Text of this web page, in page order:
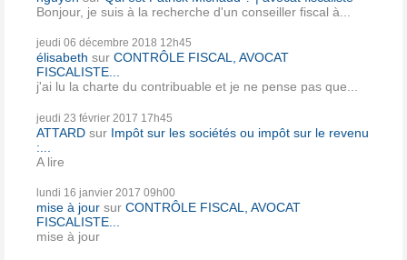
Bonjour, je suis à la recherche d'un conseiller fiscal à...
jeudi 06 décembre 2018 12h45
élisabeth sur CONTRÔLE FISCAL, AVOCAT
FISCALISTE...
j'ai lu la charte du contribuable et je ne pense pas que...
jeudi 23 février 2017 17h45
ATTARD sur Impôt sur les sociétés ou impôt sur le revenu
:...
A lire
lundi 16 janvier 2017 09h00
mise à jour sur CONTRÔLE FISCAL, AVOCAT
FISCALISTE...
mise à jour